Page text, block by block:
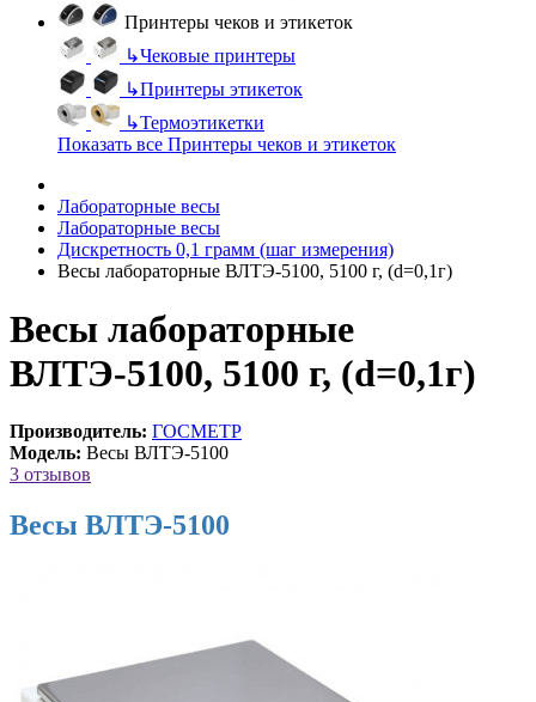
Принтеры чеков и этикеток
↳Чековые принтеры
↳Принтеры этикеток
↳Термоэтикетки
Показать все Принтеры чеков и этикеток
Лабораторные весы
Лабораторные весы
Дискретность 0,1 грамм (шаг измерения)
Весы лабораторные ВЛТЭ-5100, 5100 г, (d=0,1г)
Весы лабораторные
ВЛТЭ-5100, 5100 г, (d=0,1г)
Производитель: ГОСМЕТР
Модель: Весы ВЛТЭ-5100
3 отзывов
Весы ВЛТЭ-5100